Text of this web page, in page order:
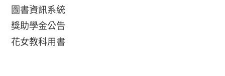
圖書資訊系統
獎助學金公告
花女教科用書